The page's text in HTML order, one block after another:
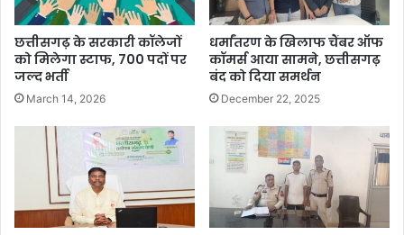
छत्तीसगढ़ के सरकारी कॉलेजों
को मिलेगा स्टाफ, 700 पदों पर
जल्द भर्ती
March 14, 2026
धर्मांतरण के खिलाफ चैंबर ऑफ
कॉमर्स आया सामने, छत्तीसगढ़
बंद को दिया समर्थन
December 22, 2025